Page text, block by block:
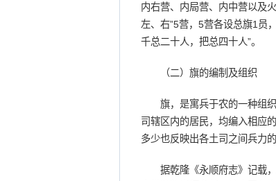
内右营、内局营、内中营以及
左、右”5营，5营各设总旗1员
千总二十人，把总四十人”。
（二）旗的编制及组织
旗，是寓兵于农的一种组织
司辖区内的居民，均编入相应
多少也反映出各土司之间兵力
据乾隆《永顺府志》记载，